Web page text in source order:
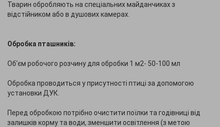
Тварин обробляють на спеціальних майданчиках з
відстійником або в душових камерах.
Обробка пташників:
Об'єм робочого розчину для обробки 1 м2- 50-100 мл
Обробка проводиться у присутності птиці за допомогою
установки ДУК.
Перед обробкою потрібно очистити поїлки та годівниці від
залишків корму та води, зменшити освітлення (з метою